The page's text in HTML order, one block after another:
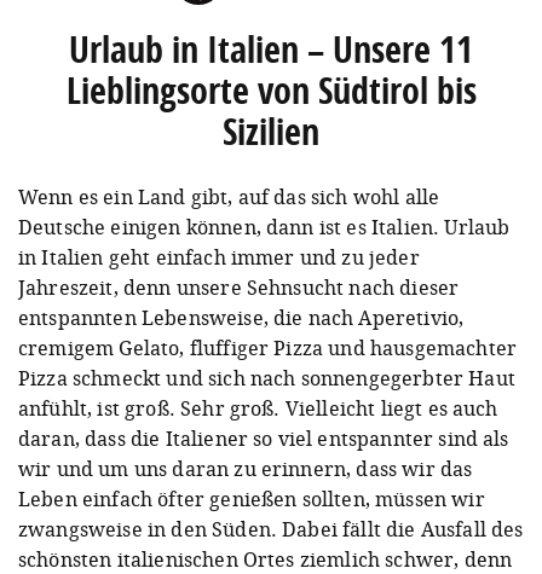
Urlaub in Italien – Unsere 11
Lieblingsorte von Südtirol bis
Sizilien
Wenn es ein Land gibt, auf das sich wohl alle
Deutsche einigen können, dann ist es Italien. Urlaub
in Italien geht einfach immer und zu jeder
Jahreszeit, denn unsere Sehnsucht nach dieser
entspannten Lebensweise, die nach Aperetivio,
cremigem Gelato, fluffiger Pizza und hausgemachter
Pizza schmeckt und sich nach sonnengegerbter Haut
anfühlt, ist groß. Sehr groß. Vielleicht liegt es auch
daran, dass die Italiener so viel entspannter sind als
wir und um uns daran zu erinnern, dass wir das
Leben einfach öfter genießen sollten, müssen wir
zwangsweise in den Süden. Dabei fällt die Ausfall des
schönsten italienischen Ortes ziemlich schwer, denn